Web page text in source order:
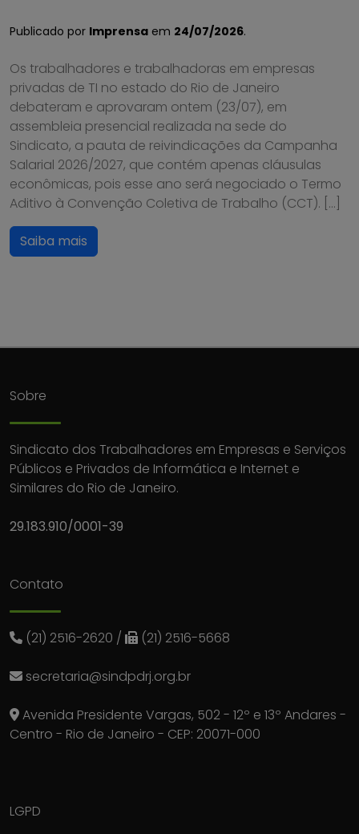
Publicado por Imprensa em 24/07/2026.
Os trabalhadores e trabalhadoras em empresas
privadas de TI no estado do Rio de Janeiro
debateram e aprovaram ontem (23/07), em
assembleia presencial realizada na sede do
Sindicato, a pauta de reivindicações da Campanha
Salarial 2026/2027, que contém apenas cláusulas
econômicas, pois esse ano será negociado o Termo
Aditivo à Convenção Coletiva de Trabalho (CCT). […]
Saiba mais
Sobre
Sindicato dos Trabalhadores em Empresas e Serviços
Públicos e Privados de Informática e Internet e
Similares do Rio de Janeiro.
29.183.910/0001-39
Contato
(21) 2516-2620 / (21) 2516-5668
secretaria@sindpdrj.org.br
Avenida Presidente Vargas, 502 - 12º e 13º Andares -
Centro - Rio de Janeiro - CEP: 20071-000
LGPD